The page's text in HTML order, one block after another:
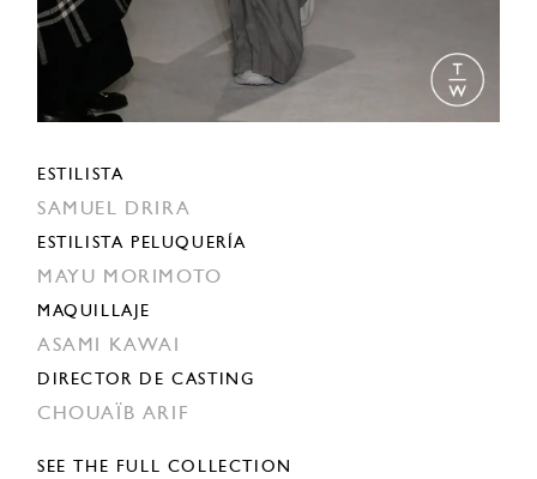
ESTILISTA
SAMUEL DRIRA
ESTILISTA PELUQUERÍA
MAYU MORIMOTO
MAQUILLAJE
ASAMI KAWAI
DIRECTOR DE CASTING
CHOUAÏB ARIF
SEE THE FULL COLLECTION